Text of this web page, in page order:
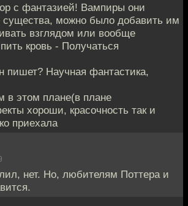
с фантазией! Вампиры они
существа, можно было добавить им
взглядом или вообще
кровь - Получаться
пишет? Научная фантастика,
в этом плане(в плане
хороши, красочность так и
приехала
нет. Но, любителям Поттера и